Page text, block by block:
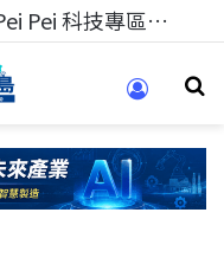
科技人的經驗傳承地！在 Pei Pei 科技專區，與學弟妹交流最硬核的技術